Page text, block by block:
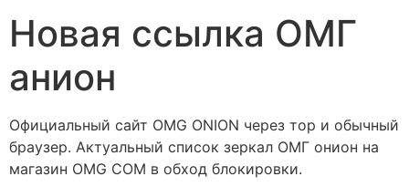
Новая ссылка ОМГ
анион
Официальный сайт OMG ONION через тор и обычный
браузер. Актуальный список зеркал ОМГ онион на
магазин OMG COM в обход блокировки.